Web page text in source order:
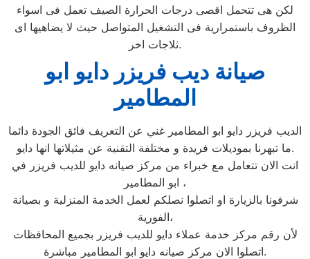
لكن هى تتحمل اقصى درجات الحرارة الصيف تعمل فى اسواء
الظروف باستمرارية فى التشغيل المتواصل حيث لا يضاهيها اى
ثلاجات اخر.
صيانة ديب فريزر دايو ابو
المطامير
الديب فريزر دايو ابو المطامير غني عن التعريف فائق الجودة دائما
ما تبهرنا بموديلات فريدة و مختلفة التقنية عن مثيلاتها انها دايو.
انت الان تتعامل مع خبراء من مركز صيانه دايو للديب فريزر في
ابو المطامير ،
شرفونا بالزيارة او اتصلوا نصلكم لعمل الخدمة المنزلية و بصيانة
الفورية،
لأن رقم مركز خدمة عملاء دايو للديب فريزر بجميع المحافظات
اتصلوا الان مركز صيانه دايو ابو المطامير مباشرة.